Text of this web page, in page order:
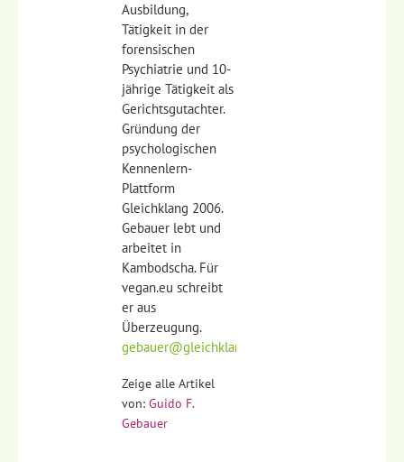
Ausbildung,
Tätigkeit in der
forensischen
Psychiatrie und 10-
jährige Tätigkeit als
Gerichtsgutachter.
Gründung der
psychologischen
Kennenlern-
Plattform
Gleichklang 2006.
Gebauer lebt und
arbeitet in
Kambodscha. Für
vegan.eu schreibt
er aus
Überzeugung.
gebauer@gleichklang.de
Zeige alle Artikel
von: Guido F.
Gebauer